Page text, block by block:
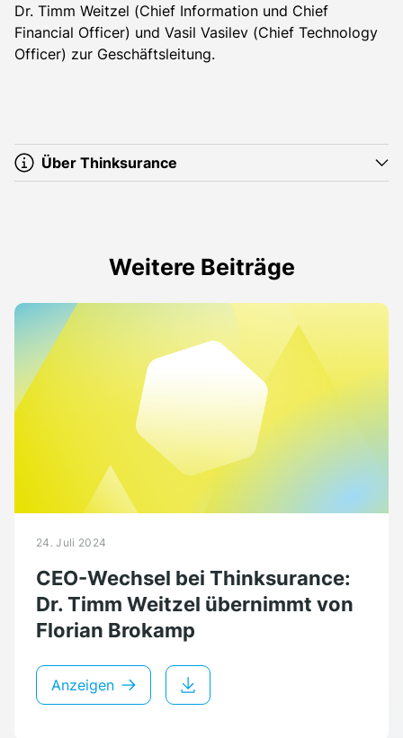
Dr. Timm Weitzel (Chief Information und Chief
Financial Officer) und Vasil Vasilev (Chief Technology
Officer) zur Geschäftsleitung.
Über Thinksurance
Weitere Beiträge
24. Juli 2024
CEO-Wechsel bei Thinksurance:
Dr. Timm Weitzel übernimmt von
Florian Brokamp
Anzeigen